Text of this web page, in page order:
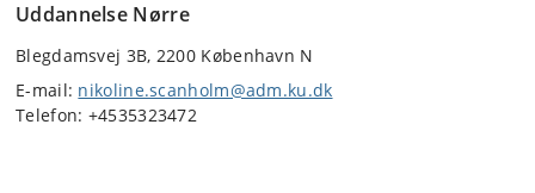
Uddannelse Nørre
Blegdamsvej 3B, 2200 København N
E-mail: nikoline.scanholm@adm.ku.dk
Telefon: +4535323472